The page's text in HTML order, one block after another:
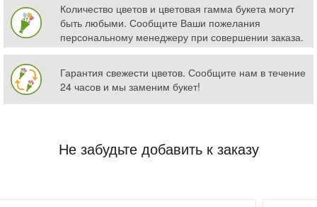
Количество цветов и цветовая гамма букета могут
быть любыми. Сообщите Ваши пожелания
персональному менеджеру при совершении заказа.
Гарантия свежести цветов. Сообщите нам в течение
24 часов и мы заменим букет!
Не забудьте добавить к заказу